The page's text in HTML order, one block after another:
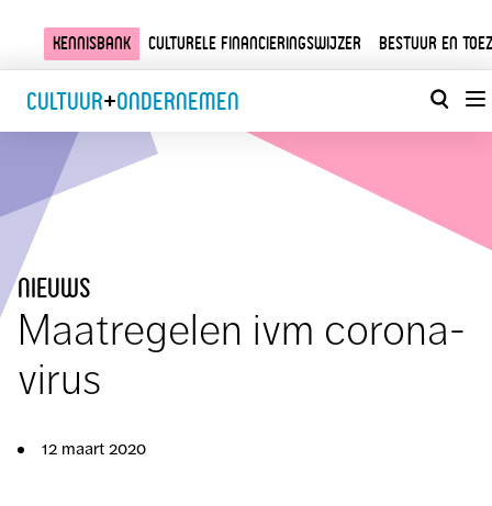
Kennisbank Culturele financieringswijzer Bestuur en
Cultuur+Ondernemen
nieuws
Maatregelen ivm corona-
virus
12 maart 2020